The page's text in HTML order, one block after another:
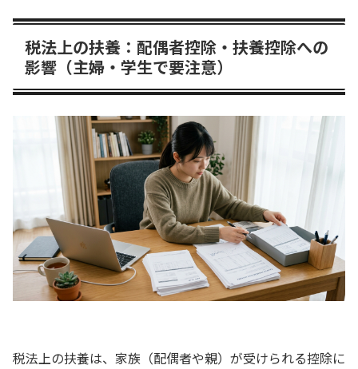
税法上の扶養：配偶者控除・扶養控除への
影響（主婦・学生で要注意）
税法上の扶養は、家族（配偶者や親）が受けられる控除に